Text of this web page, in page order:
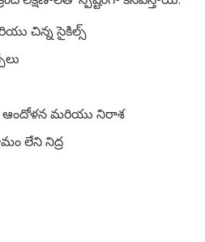
చిన్న సైకిల్స్
ఆందోళన మరియు నిరాశ
లేని నిద్ర